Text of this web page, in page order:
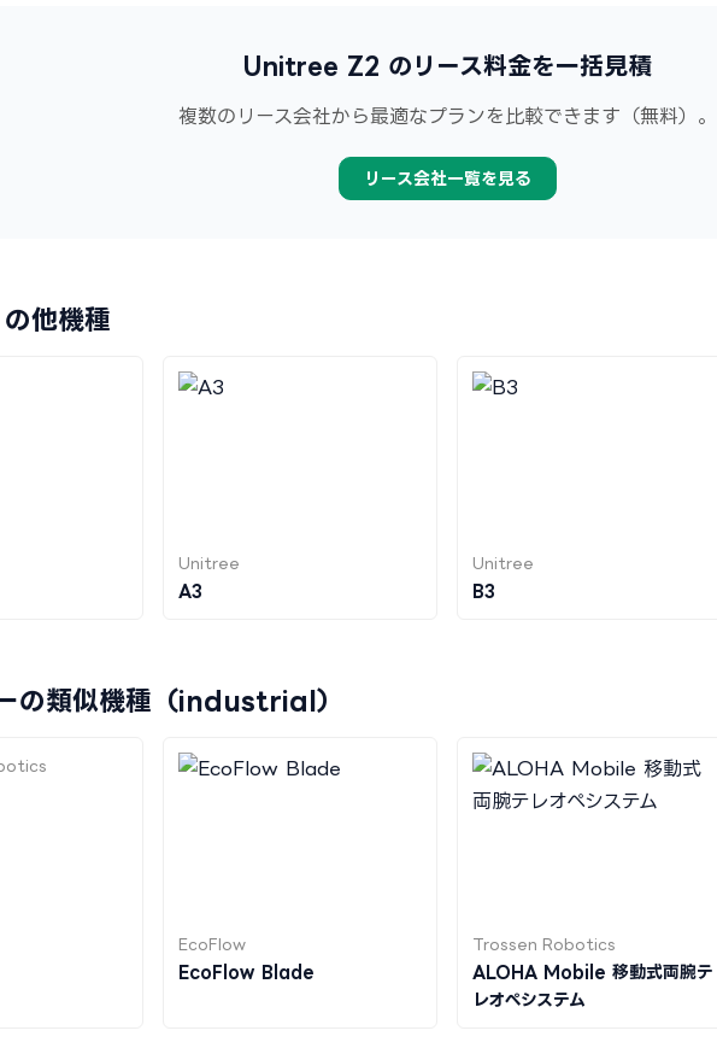
Unitree Z2 のリース料金を一括見積
複数のリース会社から最適なプランを比較できます（無料）。
リース会社一覧を見る
他機種
Unitree
A3
Unitree
B3
の類似機種（industrial）
EcoFlow
EcoFlow Blade
Trossen Robotics
ALOHA Mobile 移動式両腕テ
レオペシステム